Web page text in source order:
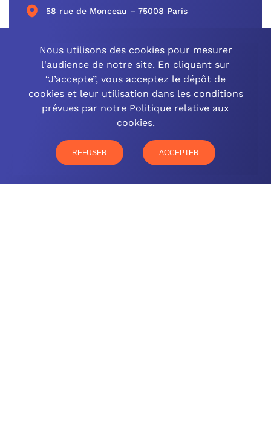
58 rue de Monceau – 75008 Paris
CONTACTEZ-NOUS
OCINEO GRAND EST
77 rue Paul Douce – 51480 Damery
CONTACTEZ-NOUS
Nous utilisons des cookies pour mesurer
l'audience de notre site. En cliquant sur
“J’accepte”, vous acceptez le dépôt de
cookies et leur utilisation dans les conditions
prévues par notre Politique relative aux
cookies.
REFUSER ACCEPTER